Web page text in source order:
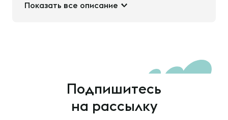
Показать все описание
Подпишитесь
на рассылку